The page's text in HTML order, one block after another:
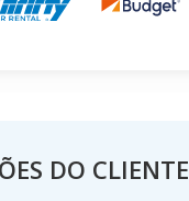
DO CLIENTE